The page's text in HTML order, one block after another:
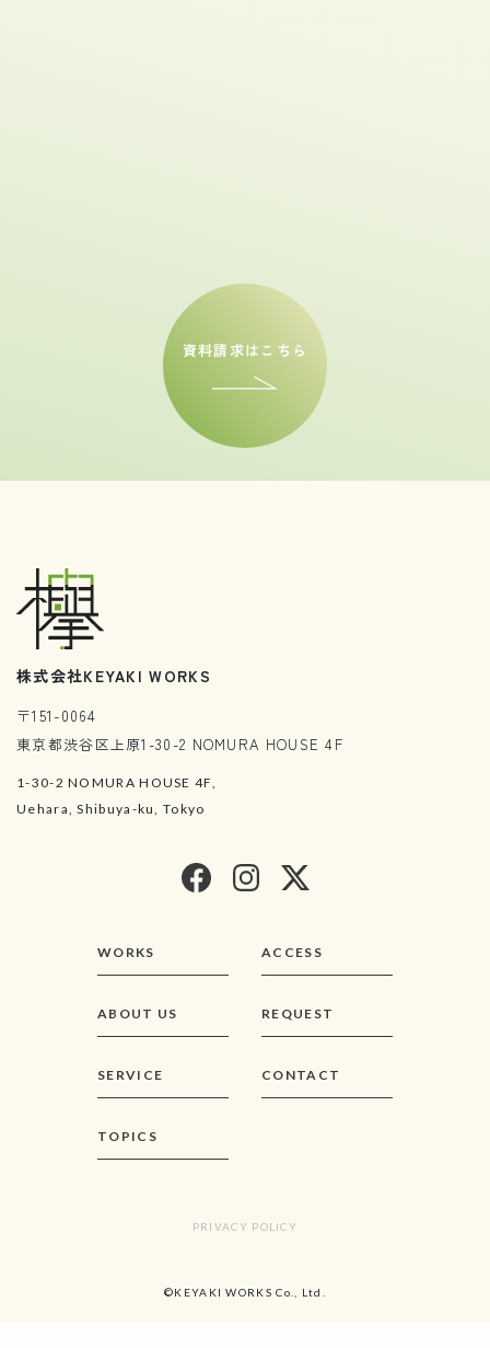
資料請求はこちら
株式会社KEYAKI WORKS
〒151-0064
東京都渋谷区上原1-30-2 NOMURA HOUSE 4F
1-30-2 NOMURA HOUSE 4F,
Uehara, Shibuya-ku, Tokyo
WORKS
ABOUT US
SERVICE
TOPICS
ACCESS
REQUEST
CONTACT
PRIVACY POLICY
©KEYAKI WORKS Co., Ltd.